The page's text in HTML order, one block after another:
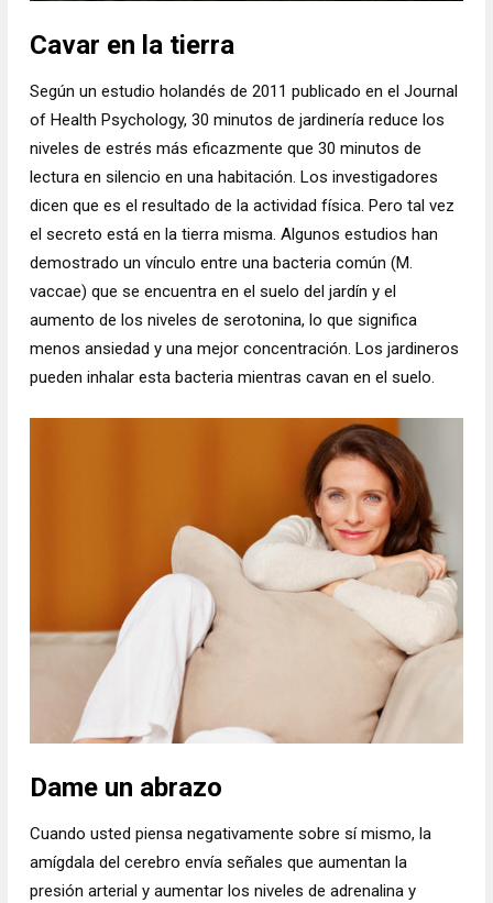
Cavar en la tierra
Según un estudio holandés de 2011 publicado en el Journal
of Health Psychology, 30 minutos de jardinería reduce los
niveles de estrés más eficazmente que 30 minutos de
lectura en silencio en una habitación. Los investigadores
dicen que es el resultado de la actividad física. Pero tal vez
el secreto está en la tierra misma. Algunos estudios han
demostrado un vínculo entre una bacteria común (M.
vaccae) que se encuentra en el suelo del jardín y el
aumento de los niveles de serotonina, lo que significa
menos ansiedad y una mejor concentración. Los jardineros
pueden inhalar esta bacteria mientras cavan en el suelo.
Dame un abrazo
Cuando usted piensa negativamente sobre sí mismo, la
amígdala del cerebro envía señales que aumentan la
presión arterial y aumentar los niveles de adrenalina y